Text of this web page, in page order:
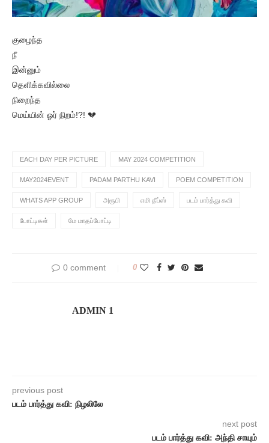
குழைந்த
நீ
இன்னும்
தெளிக்கவில்லை
நிறைந்த
மெய்யின் ஓர் நிறம்!?! 💔
EACH DAY PER PICTURE MAY 2024 COMPETITION
MAY2024EVENT PADAM PARTHU KAVI POEM COMPETITION
WHATS APP GROUP அரூபி எமி தீப்ஸ் படம் பார்த்து கவி
போட்டிகள் மே மாதப்போட்டி
0 comment 0
ADMIN 1
previous post
படம் பார்த்து கவி: நிழலிலே
next post
படம் பார்த்து கவி: அந்தி சாயும்